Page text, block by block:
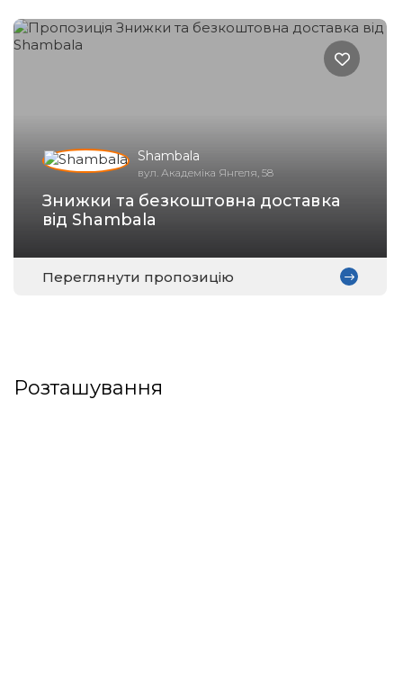
Shambala
вул. Академіка Янгеля, 58
Знижки та безкоштовна доставка
від Shambala
Переглянути пропозицію
Розташування